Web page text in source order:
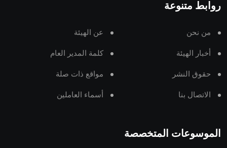
روابط متنوعة
من نحن عن الهيئة
أخبار الهيئة كلمة المدير العام
حقوق النشر مواقع ذات صلة
الاتصال بنا أسماء العاملين
الموسوعات المتخصصة